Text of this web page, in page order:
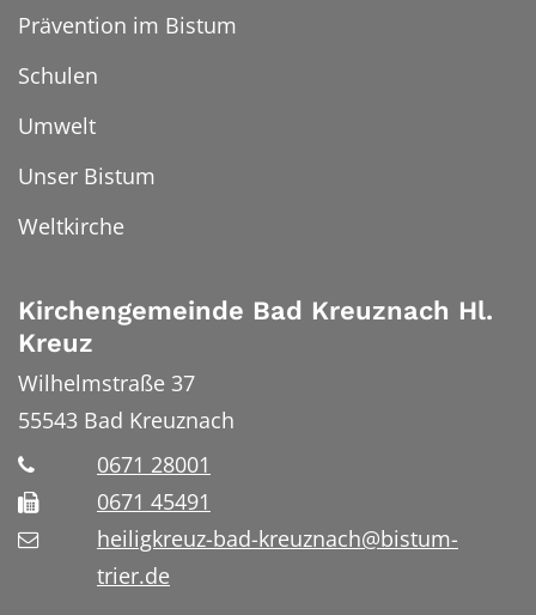
Prävention im Bistum
Schulen
Umwelt
Unser Bistum
Weltkirche
Kirchengemeinde Bad Kreuznach Hl.
Kreuz
Wilhelmstraße 37
55543 Bad Kreuznach
0671 28001
0671 45491
heiligkreuz-bad-kreuznach@bistum-
trier.de